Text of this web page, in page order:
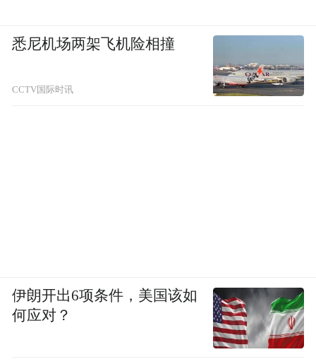
悉尼机场两架飞机险相撞
CCTV国际时讯
伊朗开出6项条件，美国该如
何应对？